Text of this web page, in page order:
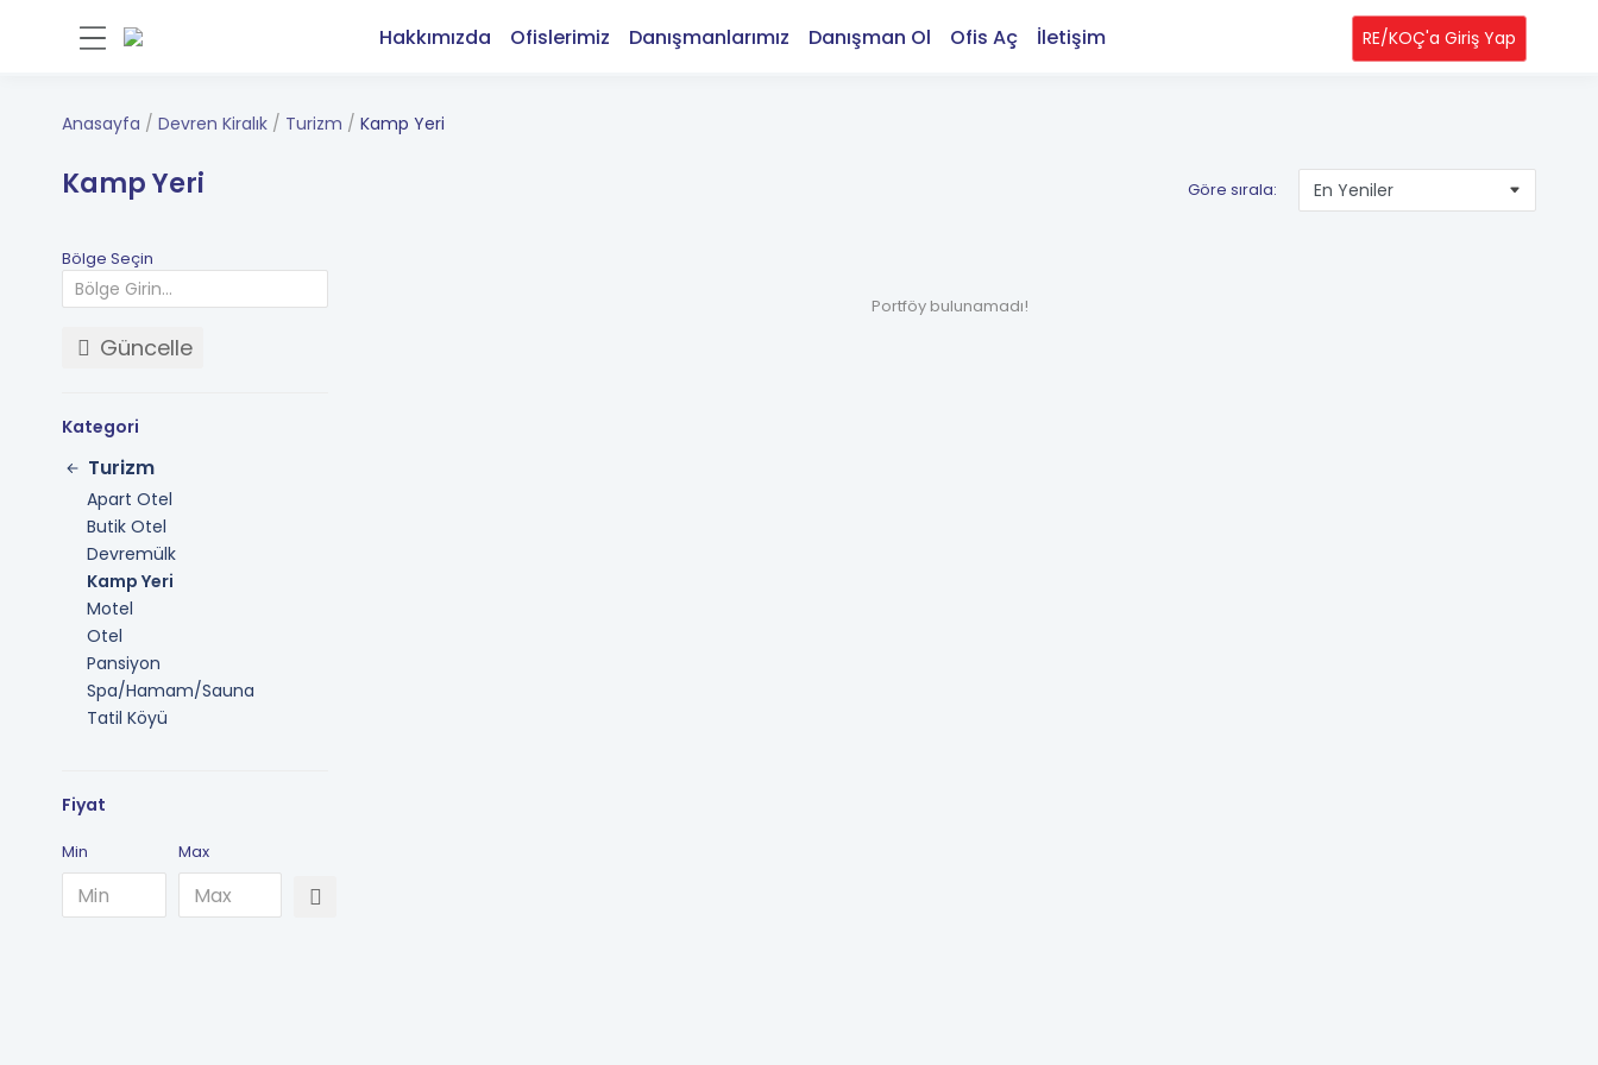
Hakkımızda Ofislerimiz Danışmanlarımız Danışman Ol Ofis Aç İletişim RE/KOÇ'a Giriş Yap
Anasayfa Devren Kiralık Turizm Kamp Yeri
Kamp Yeri Göre sırala:
Bölge Seçin
Güncelle
Kategori
Turizm
Apart Otel
Butik Otel
Devremülk
Kamp Yeri
Motel
Otel
Pansiyon
Spa/Hamam/Sauna
Tatil Köyü
Fiyat
Min Max
Portföy bulunamadı!